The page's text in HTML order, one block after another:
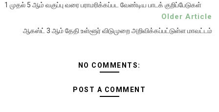
1 முதல் 5 ஆம் வகுப்பு வரை பராமரிக்கப்பட வேண்டிய பாடக் குறிப்பேடுகள்
Older Article
ஆகஸ்ட் 3 ஆம் தேதி உள்ளூர் விடுமுறை அறிவிக்கப்பட்டுள்ள மாவட்டம்
NO COMMENTS:
POST A COMMENT